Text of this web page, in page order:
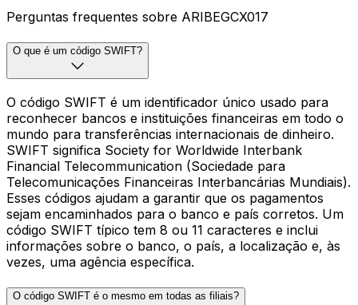
Perguntas frequentes sobre ARIBEGCX017
O que é um código SWIFT?
O código SWIFT é um identificador único usado para
reconhecer bancos e instituições financeiras em todo o
mundo para transferências internacionais de dinheiro.
SWIFT significa Society for Worldwide Interbank
Financial Telecommunication (Sociedade para
Telecomunicações Financeiras Interbancárias Mundiais).
Esses códigos ajudam a garantir que os pagamentos
sejam encaminhados para o banco e país corretos. Um
código SWIFT típico tem 8 ou 11 caracteres e inclui
informações sobre o banco, o país, a localização e, às
vezes, uma agência específica.
O código SWIFT é o mesmo em todas as filiais?